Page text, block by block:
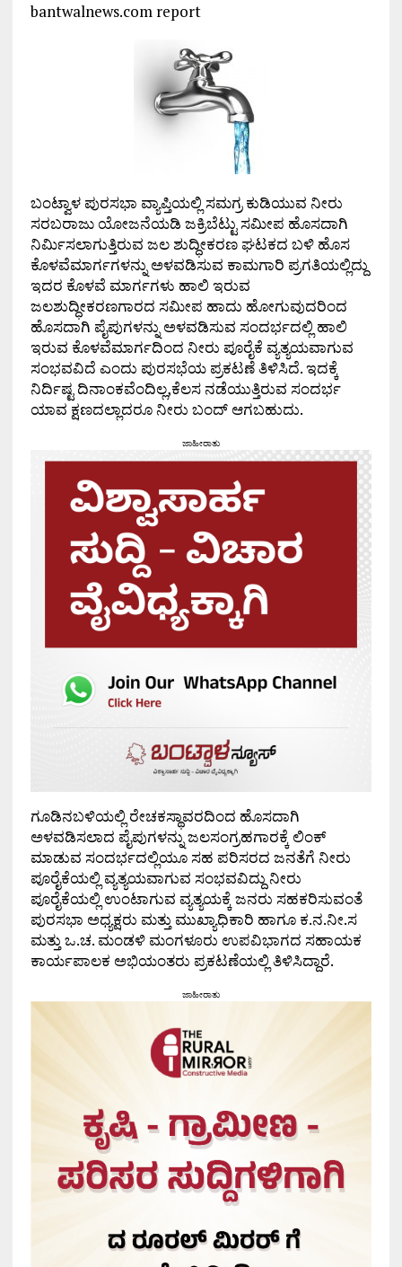
bantwalnews.com report
ಬಂಟ್ವಾಳ ಪುರಸಭಾ ವ್ಯಾಪ್ತಿಯಲ್ಲಿ ಸಮಗ್ರ ಕುಡಿಯುವ ನೀರು
ಸರಬರಾಜು ಯೋಜನೆಯಡಿ ಜಕ್ರಿಬೆಟ್ಟು ಸಮೀಪ ಹೊಸದಾಗಿ
ನಿರ್ಮಿಸಲಾಗುತ್ತಿರುವ ಜಲ ಶುದ್ಧೀಕರಣ ಘಟಕದ ಬಳಿ ಹೊಸ
ಕೊಳವೆಮಾರ್ಗಗಳನ್ನು ಅಳವಡಿಸುವ ಕಾಮಗಾರಿ ಪ್ರಗತಿಯಲ್ಲಿದ್ದು
ಇದರ ಕೊಳವೆ ಮಾರ್ಗಗಳು ಹಾಲಿ ಇರುವ
ಜಲಶುದ್ಧೀಕರಣಗಾರದ ಸಮೀಪ ಹಾದು ಹೋಗುವುದರಿಂದ
ಹೊಸದಾಗಿ ಪೈಪುಗಳನ್ನು ಅಳವಡಿಸುವ ಸಂದರ್ಭದಲ್ಲಿ ಹಾಲಿ
ಇರುವ ಕೊಳವೆಮಾರ್ಗದಿಂದ ನೀರು ಪೂರೈಕೆ ವ್ಯತ್ಯಯವಾಗುವ
ಸಂಭವವಿದೆ ಎಂದು ಪುರಸಭೆಯ ಪ್ರಕಟಣೆ ತಿಳಿಸಿದೆ. ಇದಕ್ಕೆ
ನಿರ್ದಿಷ್ಟ ದಿನಾಂಕವೆಂದಿಲ್ಲ,ಕೆಲಸ ನಡೆಯುತ್ತಿರುವ ಸಂದರ್ಭ
ಯಾವ ಕ್ಷಣದಲ್ಲಾದರೂ ನೀರು ಬಂದ್ ಆಗಬಹುದು.
ಜಾಹೀರಾತು
ಗೂಡಿನಬಳಿಯಲ್ಲಿ ರೇಚಕಸ್ಥಾವರದಿಂದ ಹೊಸದಾಗಿ
ಅಳವಡಿಸಲಾದ ಪೈಪುಗಳನ್ನು ಜಲಸಂಗ್ರಹಗಾರಕ್ಕೆ ಲಿಂಕ್
ಮಾಡುವ ಸಂದರ್ಭದಲ್ಲಿಯೂ ಸಹ ಪರಿಸರದ ಜನತೆಗೆ ನೀರು
ಪೂರೈಕೆಯಲ್ಲಿ ವ್ಯತ್ಯಯವಾಗುವ ಸಂಭವವಿದ್ದು ನೀರು
ಪೂರೈಕೆಯಲ್ಲಿ ಉಂಟಾಗುವ ವ್ಯತ್ಯಯಕ್ಕೆ ಜನರು ಸಹಕರಿಸುವಂತೆ
ಪುರಸಭಾ ಅಧ್ಯಕ್ಷರು ಮತ್ತು ಮುಖ್ಯಾಧಿಕಾರಿ ಹಾಗೂ ಕ.ನ.ನೀ.ಸ
ಮತ್ತು ಒ.ಚ. ಮಂಡಳಿ ಮಂಗಳೂರು ಉಪವಿಭಾಗದ ಸಹಾಯಕ
ಕಾರ್ಯಪಾಲಕ ಅಭಿಯಂತರು ಪ್ರಕಟಣೆಯಲ್ಲಿ ತಿಳಿಸಿದ್ದಾರೆ.
ಜಾಹೀರಾತು